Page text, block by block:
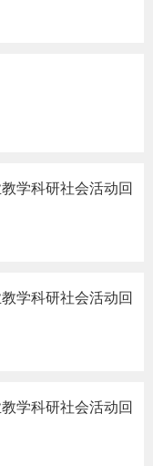
学科研社会活动回
学科研社会活动回
学科研社会活动回